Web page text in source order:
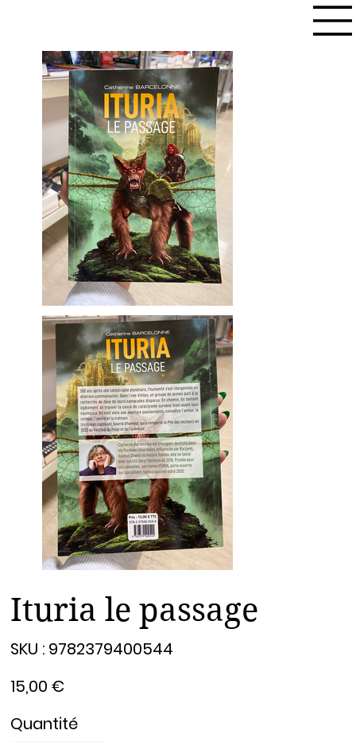
Ituria le passage
SKU : 9782379400544
9782379400544
15,00 €
Quantité